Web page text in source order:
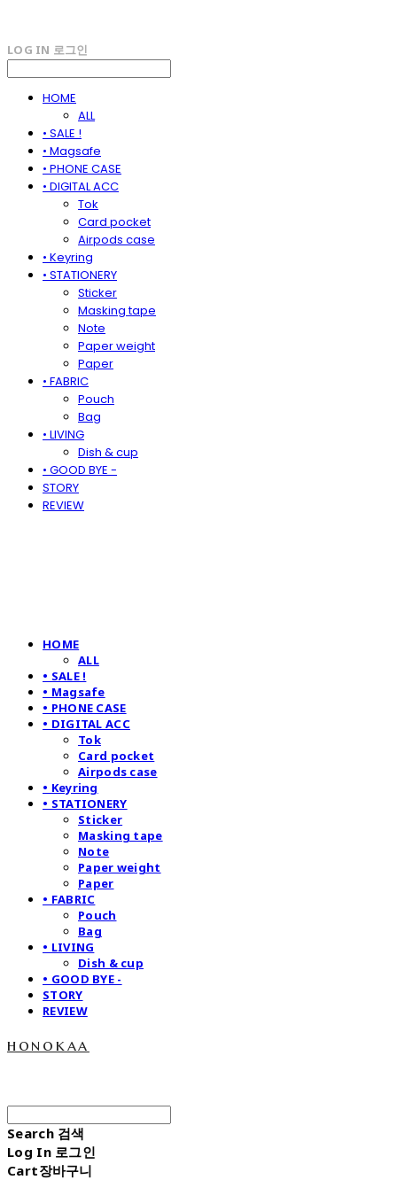
LOG IN 로그인
HOME
ALL
• SALE !
• Magsafe
• PHONE CASE
• DIGITAL ACC
Tok
Card pocket
Airpods case
• Keyring
• STATIONERY
Sticker
Masking tape
Note
Paper weight
Paper
• FABRIC
Pouch
Bag
• LIVING
Dish & cup
• GOOD BYE -
STORY
REVIEW
HOME
ALL
• SALE !
• Magsafe
• PHONE CASE
• DIGITAL ACC
Tok
Card pocket
Airpods case
• Keyring
• STATIONERY
Sticker
Masking tape
Note
Paper weight
Paper
• FABRIC
Pouch
Bag
• LIVING
Dish & cup
• GOOD BYE -
STORY
REVIEW
honokaa
Search 검색
Log In 로그인
Cart장바구니